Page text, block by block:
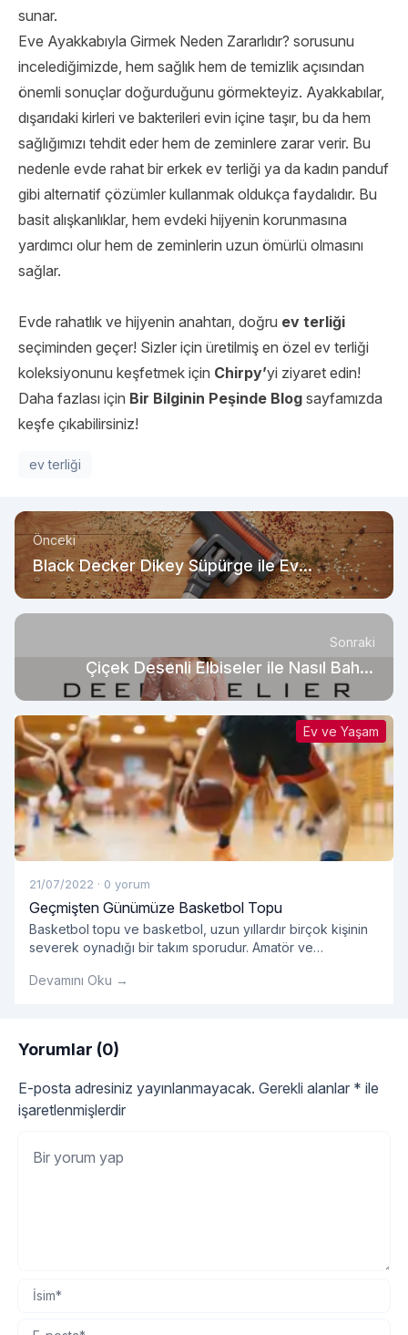
sunar.
Eve Ayakkabıyla Girmek Neden Zararlıdır? sorusunu
incelediğimizde, hem sağlık hem de temizlik açısından
önemli sonuçlar doğurduğunu görmekteyiz. Ayakkabılar,
dışarıdaki kirleri ve bakterileri evin içine taşır, bu da hem
sağlığımızı tehdit eder hem de zeminlere zarar verir. Bu
nedenle evde rahat bir erkek ev terliği ya da kadın panduf
gibi alternatif çözümler kullanmak oldukça faydalıdır. Bu
basit alışkanlıklar, hem evdeki hijyenin korunmasına
yardımcı olur hem de zeminlerin uzun ömürlü olmasını
sağlar.
Evde rahatlık ve hijyenin anahtarı, doğru ev terliği
seçiminden geçer! Sizler için üretilmiş en özel ev terliği
koleksiyonunu keşfetmek için Chirpy’yi ziyaret edin!
Daha fazlası için Bir Bilginin Peşinde Blog sayfamızda
keşfe çıkabilirsiniz!
ev terliği
Önceki
Black Decker Dikey Süpürge ile Ev
Temizliğinde Devrim!
Sonraki
Çiçek Desenli Elbiseler ile Nasıl Bahar
Havası Yaratılır?
Ev ve Yaşam
21/07/2022 · 0 yorum
Geçmişten Günümüze Basketbol Topu
Basketbol topu ve basketbol, ​​uzun yıllardır birçok kişinin
severek oynadığı bir takım sporudur. Amatör ve
basket çok önemlidir.
Devamını Oku →
Yorumlar (0)
E-posta adresiniz yayınlanmayacak. Gerekli alanlar * ile
işaretlenmişlerdir